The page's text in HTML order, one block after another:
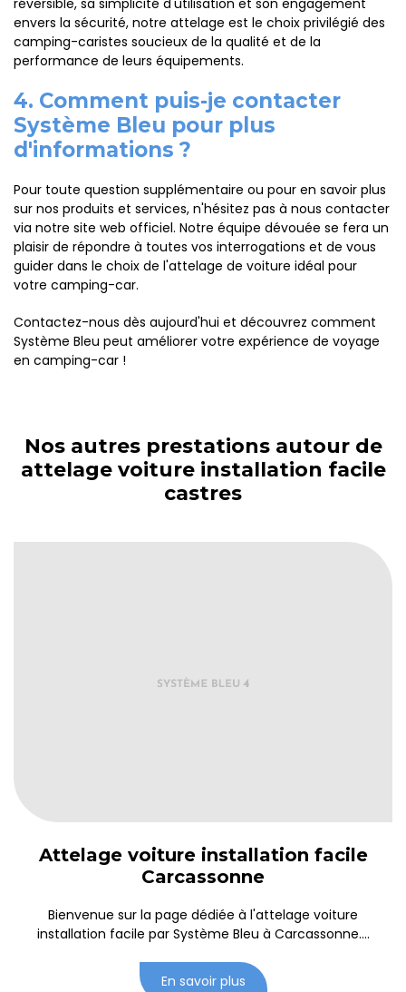
réversible, sa simplicité d'utilisation et son engagement
envers la sécurité, notre attelage est le choix privilégié des
camping-caristes soucieux de la qualité et de la
performance de leurs équipements.
4. Comment puis-je contacter
Système Bleu pour plus
d'informations ?
Pour toute question supplémentaire ou pour en savoir plus
sur nos produits et services, n'hésitez pas à nous contacter
via notre site web officiel. Notre équipe dévouée se fera un
plaisir de répondre à toutes vos interrogations et de vous
guider dans le choix de l'attelage de voiture idéal pour
votre camping-car.
Contactez-nous dès aujourd'hui et découvrez comment
Système Bleu peut améliorer votre expérience de voyage
en camping-car !
Nos autres prestations autour de
attelage voiture installation facile
castres
Attelage voiture installation facile
Carcassonne
Bienvenue sur la page dédiée à l'attelage voiture
installation facile par Système Bleu à Carcassonne....
En savoir plus